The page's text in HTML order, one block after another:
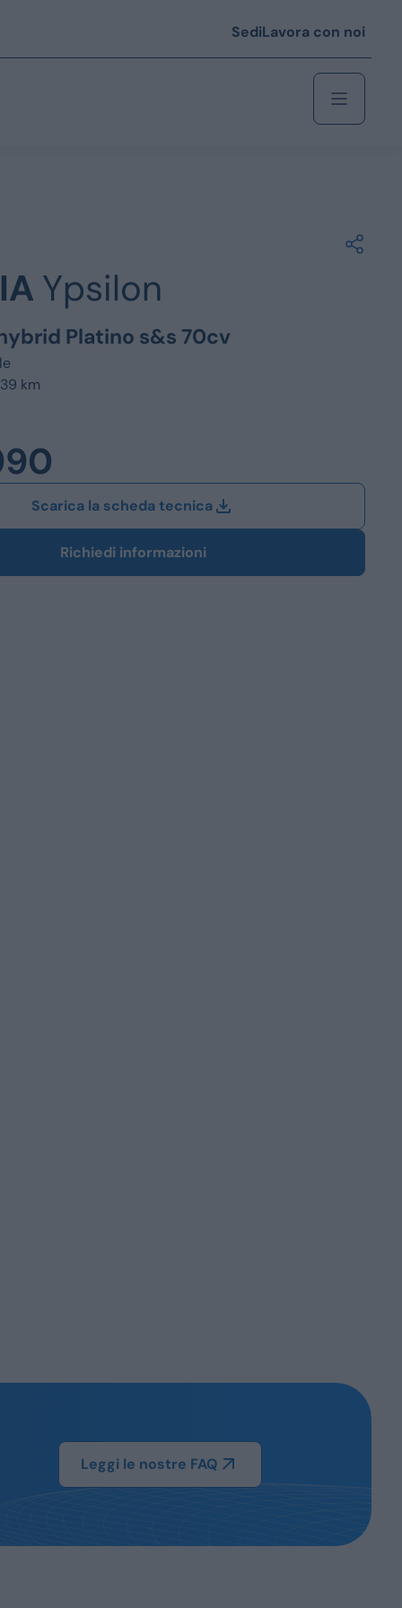
SediLavora con noi
€ 35.000Ypsilon
Platino s&s 70cv
km
Scarica la scheda tecnica
Richiedi informazioni
Leggi le nostre FAQ